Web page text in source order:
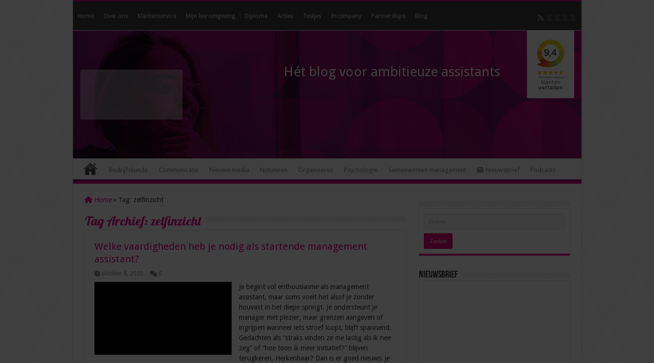
Home Over ons Klantenservice Mijn leeromgeving Diploma Acties Testjes Incompany Partnerships Blog
Hét blog voor ambitieuze assistants
Bedrijfskunde Communicatie Nieuwe media Notuleren Organiseren Psychologie Samenwerken management Nieuwsbrief Podcasts
Home » Tag: zelfinzicht
Tag Archief: zelfinzicht
Welke vaardigheden heb je nodig als startende management
assistant?
oktober 8, 2025 0
Je begint vol enthousiasme als management
assistant, maar soms voelt het alsof je zonder
houvast in het diepe springt. Je ondersteunt je
manager met plezier, maar grenzen aangeven of
ingrijpen wanneer iets stroef loopt, blijft spannend.
Gedachten als “straks vinden ze me lastig als ik nee
zeg” of “hoe toon ik meer initiatief?” blijven
terugkeren. Herkenbaar? Dan is er goed nieuws: je
Nieuwsbrief